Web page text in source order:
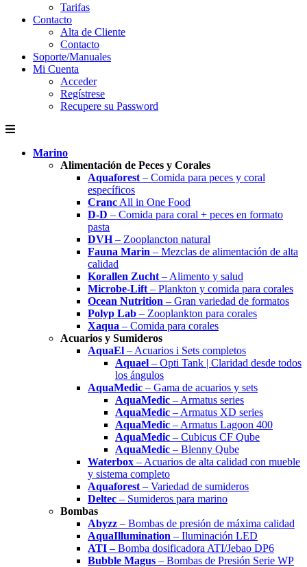
Tarifas
Contacto
Alta de Cliente
Contacto
Soporte/Manuales
Mi Cuenta
Acceder
Regístrese
Recupere su Password
Marino
Alimentación de Peces y Corales
Aquaforest – Comida para peces y coral
específicos
Cranc All in One Food
D-D – Comida para coral + peces en formato
pasta
DVH– Zooplancton natural
Fauna Marin – Mezclas de alimentación de alta
calidad
Korallen Zucht – Alimento y salud
Microbe-Lift – Plankton y comida para corales
Ocean Nutrition – Gran variedad de formatos
Polyp Lab – Zooplankton para corales
Xaqua – Comida para corales
Acuarios y Sumideros
AquaEl – Acuarios i Sets completos
Aquael – Opti Tank | Claridad desde todos
los ángulos
AquaMedic – Gama de acuarios y sets
AquaMedic – Armatus series
AquaMedic – Armatus XD series
AquaMedic – Armatus Lagoon 400
AquaMedic – Cubicus CF Qube
AquaMedic – Blenny Qube
Waterbox – Acuarios de alta calidad con mueble
y sistema completo
Aquaforest – Variedad de sumideros
Deltec – Sumideros para marino
Bombas
Abyzz – Bombas de presión de máxima calidad
AquaIllumination – Iluminación LED
ATI – Bomba dosificadora ATI/Jebao DP6
Bubble Magus – Bombas de Presión Serie WP